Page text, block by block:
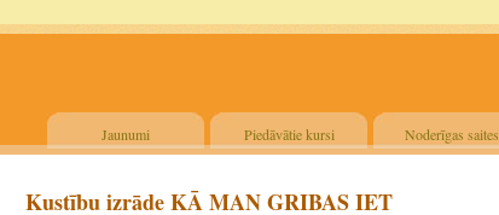
Jaunumi Piedāvātie kursi Noderīgas saites
Kustību izrāde KĀ MAN GRIBAS IET